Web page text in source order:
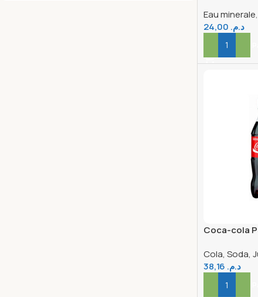
Eau minerale,
د.م.
Ajouter Au
Coca-cola
Cola, Soda,
د.م.
Ajouter Au